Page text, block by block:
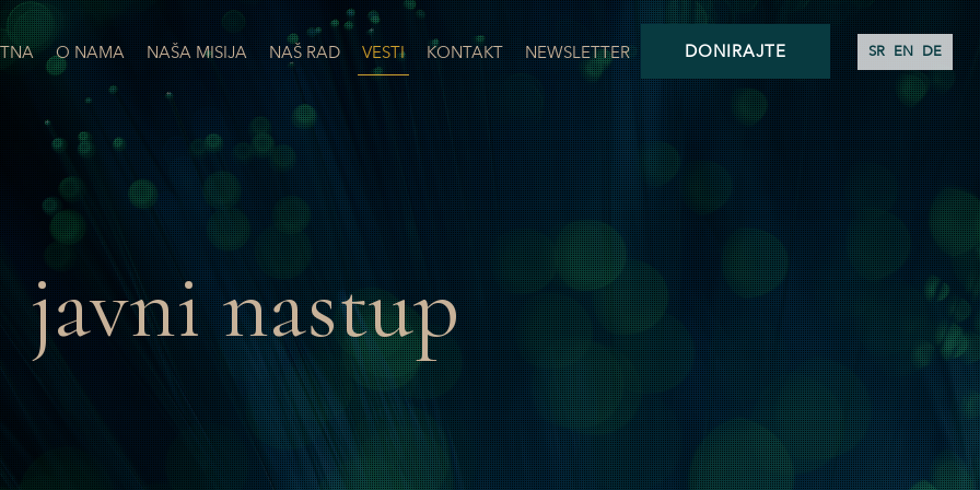
O NAMA NAŠA MISIJA NAŠ RAD VESTI KONTAKT NEWSLETTER DONIRAJTE SR EN DE
javni nastup